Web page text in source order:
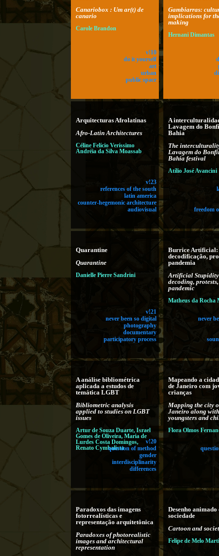
Canariobox : Um ar(t) de
canario
Carole Brandon
v!10
do it yourself
art
urban
public space
Gambiarras:
implications for
making
Hernani Dimantas
Arquitecturas Afrolatinas
Afro-Latin Architectures
Céline Felício Veríssimo
Andréia da Silva Moassab
v!23
references of the south
latin america
counter-hegemonic architecture
audiovisual
A
Lavagem do
Bahia
The
Lavagem do
Bahia festival
Atílio José Avancini
freedom
Quarantine
Quarantine
Danielle Pierre Sandrini
v!21
never been so digital
photography
documentary
participatory process
Burrice Artificial:
decodificação,
pandemia
Artificial
decoding,
pandemic
Matheus da Rocha
never
A análise bibliométrica
aplicada a estudos de
temática LGBT
Bibliometric analysis
applied to studies on LGBT
issues
Artur de Souza Duarte, Israel
Gomes de Oliveira, Maria de
Lurdes Costa Domingos,
Renato Cymbalista
v!20
question of method
gender
interdisciplinarity
differences
Mapeando a
de Janeiro com
crianças
Mapping the city
Janeiro along with
youngsters and
Flora Olmos
Paradoxos das imagens
fotorrealísticas e
representação arquitetônica
Paradoxes of photorealistic
images and architectural
representation
Desenho animado
sociedade
Cartoon and
Felipe de Melo